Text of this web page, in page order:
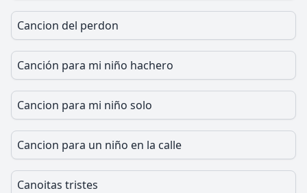
Cancion del perdon
Canción para mi niño hachero
Cancion para mi niño solo
Cancion para un niño en la calle
Canoitas tristes